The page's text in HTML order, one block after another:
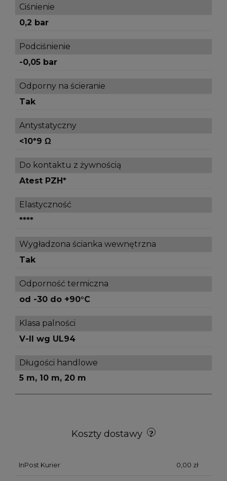
Ciśnienie
0,2 bar
Podciśnienie
-0,05 bar
Odporny na ścieranie
Tak
Antystatyczny
<10*9 Ω
Do kontaktu z żywnością
Atest PZH*
Elastyczność
****
Wygładzona ścianka wewnętrzna
Tak
Odporność termiczna
od -30 do +90°C
Klasa palności
V-II wg UL94
Długości handlowe
5 m, 10 m, 20 m
Koszty dostawy
InPost Kurier 0,00 zł